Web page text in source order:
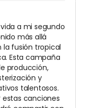
a mi segundo
más allá
fusión tropical
Esta campaña
producción,
y
talentosos.
canciones